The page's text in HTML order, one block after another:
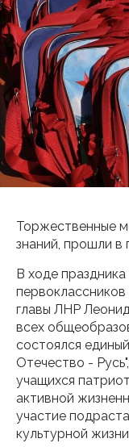
Торжественные
знаний, прошли в
В ходе
главы ЛНР
всех
состоялся
Отечество -
учащихся
активной
участие
культурной